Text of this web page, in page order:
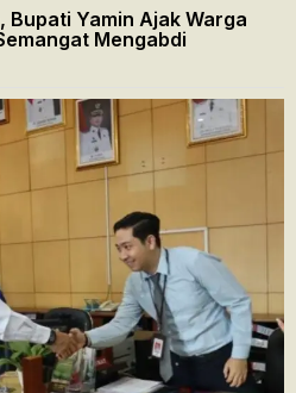
Bupati Yamin Ajak Warga
Mengabdi